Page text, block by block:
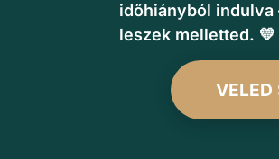
időhiányból indulva
leszek melletted. 💛
VELED